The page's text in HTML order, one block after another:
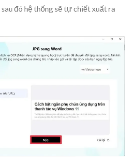
sau đó hệ thống sẽ tự chiết xuất ra